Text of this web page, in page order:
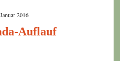
2016
Auflauf